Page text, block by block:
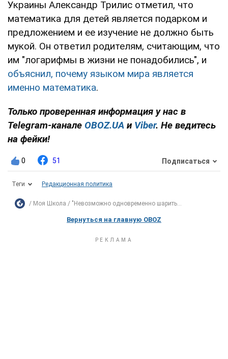
Украины Александр Трилис отметил, что
математика для детей является подарком и
предложением и ее изучение не должно быть
мукой. Он ответил родителям, считающим, что
им "логарифмы в жизни не понадобились", и
объяснил, почему языком мира является
именно математика.
Только проверенная информация у нас в
Telegram-канале OBOZ.UA и Viber. Не ведитесь
на фейки!
0 51 Подписаться
Теги Редакционная политика
Моя Школа "Невозможно одновременно шарить...
Вернуться на главную OBOZ